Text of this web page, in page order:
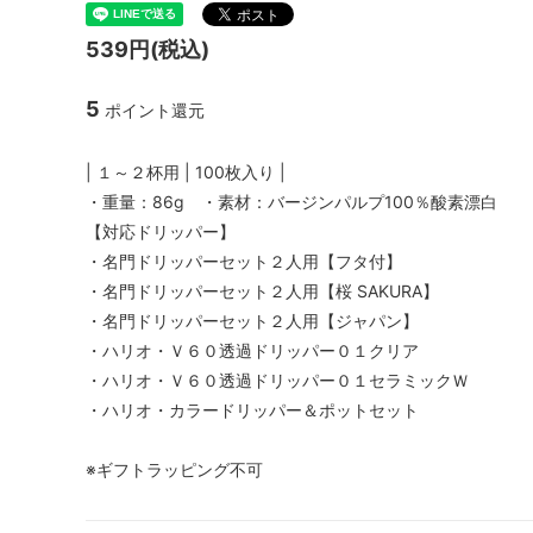
リオ）
フレンチプレス
アウトドア
スケール・サーモメーター・温度計
抹茶アイテム
539円(税込)
5 ポイント還元
| １～２杯用 | 100枚入り |
・重量：86g ・素材：バージンパルプ100％酸素漂白
【対応ドリッパー】
・名門ドリッパーセット２人用【フタ付】
・名門ドリッパーセット２人用【桜 SAKURA】
・名門ドリッパーセット２人用【ジャパン】
・ハリオ・Ｖ６０透過ドリッパー０１クリア
・ハリオ・Ｖ６０透過ドリッパー０１セラミックＷ
・ハリオ・カラードリッパー＆ポットセット
※ギフトラッピング不可